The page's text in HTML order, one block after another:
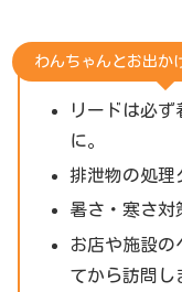
わんちゃんとお出か
リードは必
に。
排泄物の処理
暑さ・寒さ対
お店や施設の
てから訪問し